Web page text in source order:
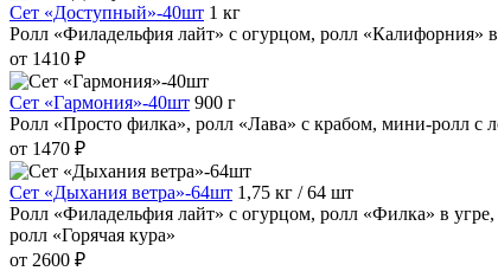
Сет «Доступный»-40шт 1 кг
Ролл «Филадельфия лайт» с огурцом, ролл «Калифорния»
от 1410 ₽
Сет «Гармония»-40шт 900 г
Ролл «Просто филка», ролл «Лава» с крабом, мини-ролл с
от 1470 ₽
Сет «Дыхания ветра»-64шт 1,75 кг / 64 шт
Ролл «Филадельфия лайт» с огурцом, ролл «Филка» в
ролл «Горячая кура»
от 2600 ₽